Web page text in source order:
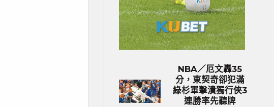
NBA／厄文轟35
分，東契奇卻犯滿
綠杉軍擊潰獨行俠3
連勝率先聽牌